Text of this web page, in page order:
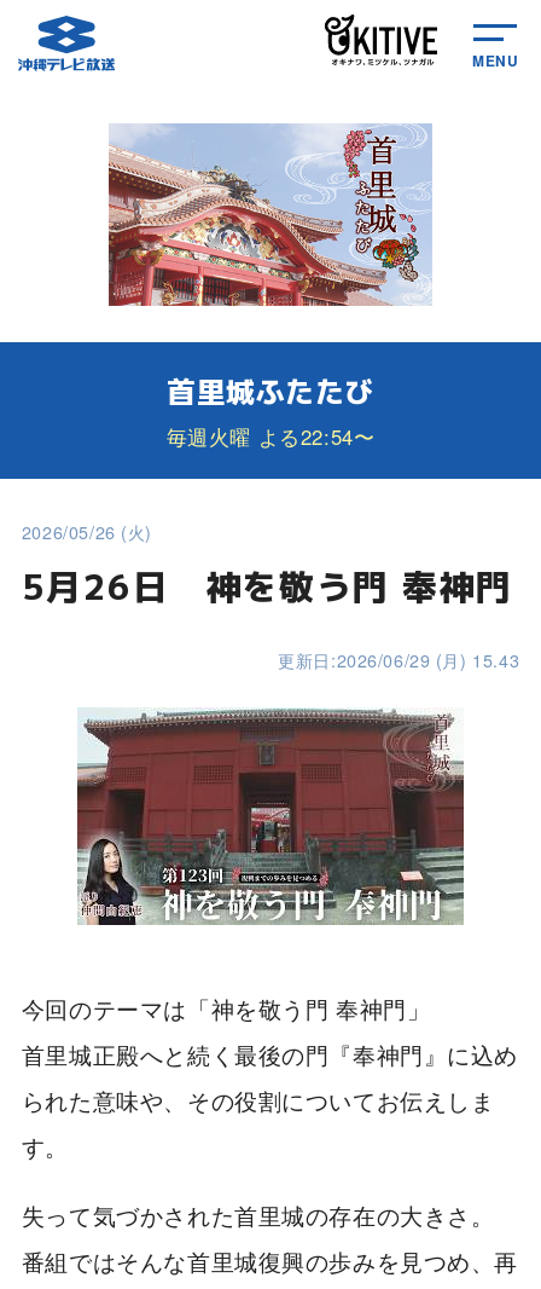
MENU
首里城ふたたび
毎週火曜 よる22:54〜
2026/05/26 (火)
5月26日 神を敬う門 奉神門
更新日:2026/06/29 (月) 15.43
今回のテーマは「神を敬う門 奉神門」
首里城正殿へと続く最後の門『奉神門』に込め
られた意味や、その役割についてお伝えしま
す。
失って気づかされた首里城の存在の大きさ。
番組ではそんな首里城復興の歩みを見つめ、再